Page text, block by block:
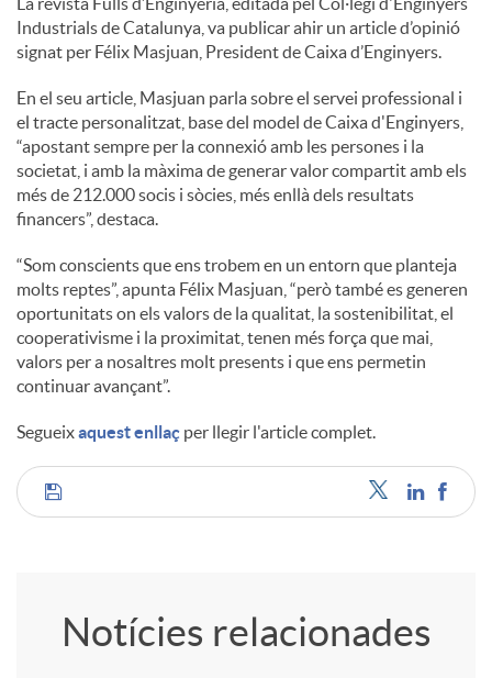
c
o
n
t
i
n
g
Industrials de Catalunya, va publicar ahir un article d’opinió
signat per Félix Masjuan, President de Caixa d’Enginyers.
En el seu article, Masjuan parla sobre el servei professional i
el tracte personalitzat, base del model de Caixa d'Enginyers,
“apostant sempre per la connexió amb les persones i la
societat, i amb la màxima de generar valor compartit amb els
més de 212.000 socis i sòcies, més enllà dels resultats
financers”, destaca.
“Som conscients que ens trobem en un entorn que planteja
molts reptes”, apunta Félix Masjuan, “però també es generen
oportunitats on els valors de la qualitat, la sostenibilitat, el
cooperativisme i la proximitat, tenen més força que mai,
valors per a nosaltres molt presents i que ens permetin
continuar avançant”.
Segueixaquest enllaç per llegir l'article complet.
C
Notícies relacionades